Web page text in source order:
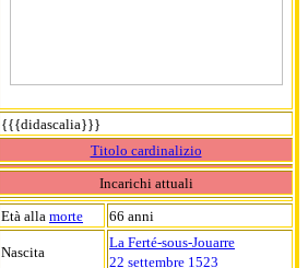
{{{didascalia}}}
Titolo cardinalizio
Incarichi attuali
Età alla morte 66 anni
Nascita
La Ferté-sous-Jouarre
22 settembre 1523